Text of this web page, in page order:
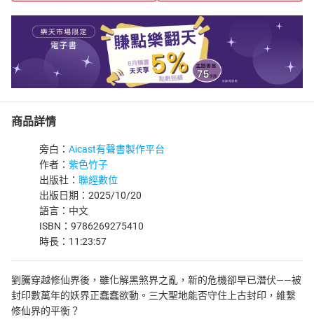
商品詳情
旁白： Aicast有聲書製作平台
作者： 紫色竹子
出版社： 聯經數位
出版日期：2025/10/20
語言：中文
ISBN：9786269275410
時長：11:23:57
劉騰穿越修仙界後，雖化解黑煞界之亂，新的危機卻早已潛伏——被
封印數萬年的妖界正蠢蠢欲動。三大聖地能否守住上古封印，維繫
修仙界的平衡？